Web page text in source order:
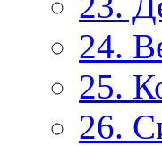
24.
25.
26.